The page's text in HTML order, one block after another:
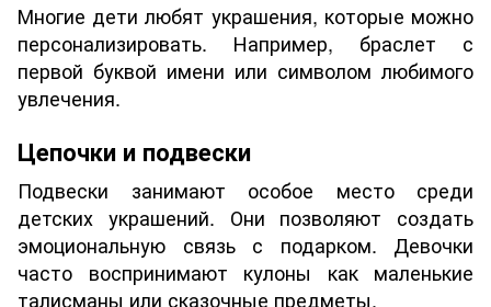
Многие дети любят украшения, которые можно
персонализировать. Например, браслет с
первой буквой имени или символом любимого
увлечения.
Цепочки и подвески
Подвески занимают особое место среди
детских украшений. Они позволяют создать
эмоциональную связь с подарком. Девочки
часто воспринимают кулоны как маленькие
талисманы или сказочные предметы.